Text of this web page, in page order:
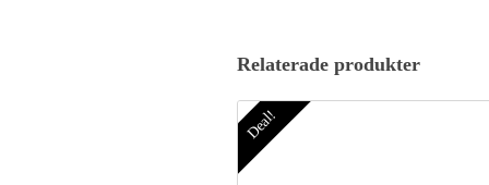
Relaterade produkter
Deal!